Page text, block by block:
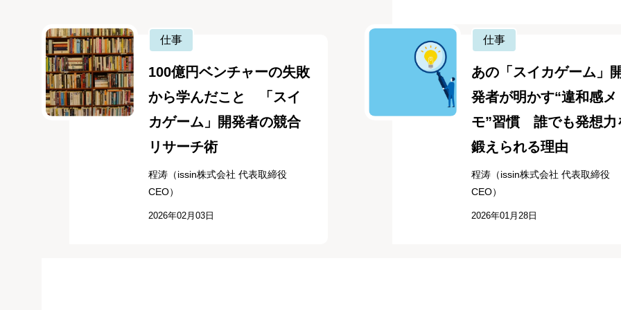
仕事
100億円ベンチャーの失敗
から学んだこと 「スイ
カゲーム」開発者の競合
リサーチ術
程涛（issin株式会社 代表取締役
CEO）
2026年02月03日
仕事
あの「スイカゲーム」
発者が明かす“違和感メ
モ”習慣 誰でも発想力
鍛えられる理由
程涛（issin株式会社 代表取締役
CEO）
2026年01月28日